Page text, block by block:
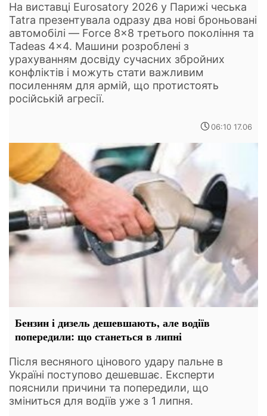
На виставці Eurosatory 2026 у Парижі чеська
Tatra презентувала одразу два нові броньовані
автомобілі — Force 8×8 третього покоління та
Tadeas 4×4. Машини розроблені з
урахуванням досвіду сучасних збройних
конфліктів і можуть стати важливим
посиленням для армій, що протистоять
російській агресії.
06:10 17.06
Бензин і дизель дешевшають, але водіїв
попередили: що станеться в липні
Після весняного цінового удару пальне в
Україні поступово дешевшає. Експерти
пояснили причини та попередили, що
зміниться для водіїв уже з 1 липня.